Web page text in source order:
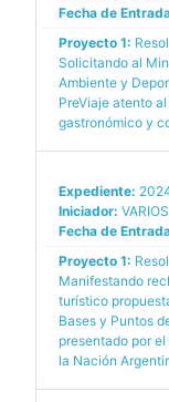
Fecha de
Proyecto 1:
Solicitando al
Ambiente y
PreViaje atento
gastronómico y
Expediente:
Iniciador:
Fecha de
Proyecto 1:
Manifestando
turístico
Bases y Puntos
presentado por
la Nación